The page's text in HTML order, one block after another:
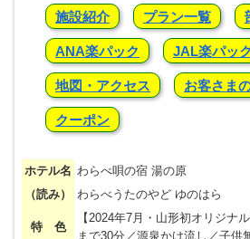
施設紹介 プラン一覧
ANA楽パック JAL楽パック
地図・アクセス お客さま
クーポン
ホテル名 わらべ唄の宿 湯の原
（読み）
わらべうたのやど ゆのはら
特 色
【2024年7月・山形初オリジナ
まで30分／源泉かけ流し／子供